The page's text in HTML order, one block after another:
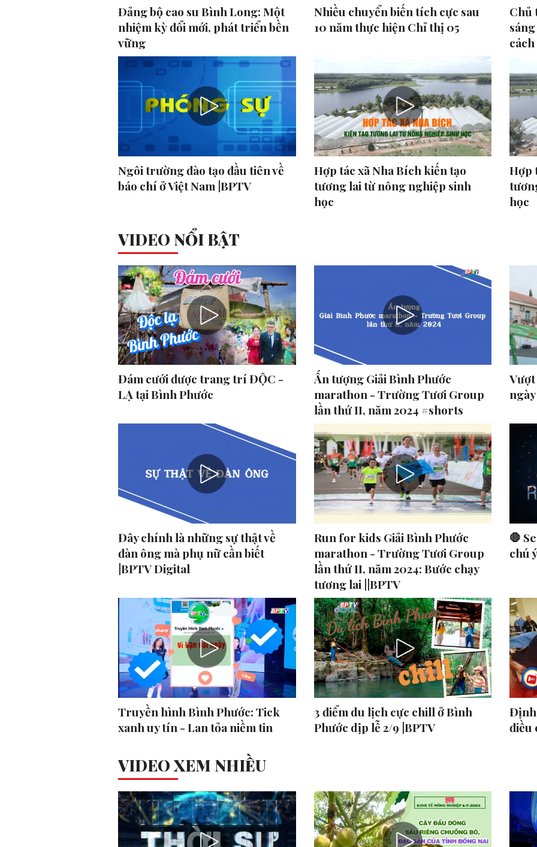
Ðảng bộ cao su Bình Long: Một
nhiệm kỳ đổi mới, phát triển bền
vững
Nhiều chuyển biến tích cực sau
10 năm thực hiện Chỉ thị 05
Chủ
Ngôi trường đào tạo đầu tiên về
báo chí ở Việt Nam |BPTV
Hợp tác xã Nha Bích kiến tạo
tương lai từ nông nghiệp sinh
học
Hợp
học
VIDEO NỔI BẬT
Đám cưới được trang trí ĐỘC -
LẠ tại Bình Phước
Ấn tượng Giải Bình Phước
marathon - Trường Tươi Group
lần thứ II, năm 2024 #shorts
Đây chính là những sự thật về
đàn ông mà phụ nữ cần biết
|BPTV Digital
Run for kids Giải Bình Phước
marathon - Trường Tươi Group
lần thứ II, năm 2024: Bước chạy
tương lai ||BPTV
🛑
chú
Truyền hình Bình Phước: Tick
xanh uy tín - Lan tỏa niềm tin
3 điểm du lịch cực chill ở Bình
Phước dịp lễ 2/9 |BPTV
Định
điều
VIDEO XEM NHIỀU